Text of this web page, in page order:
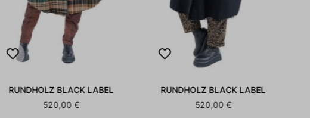
RUNDHOLZ BLACK LABEL
520,00 €
RUNDHOLZ BLACK LABEL
520,00 €